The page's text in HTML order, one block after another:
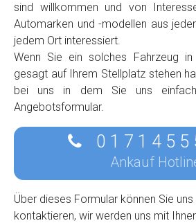
sind willkommen und von
Automarken und -modellen aus
jedem Ort interessiert.
Wenn Sie ein solches Fahrzeug
gesagt auf Ihrem Stellplatz stehen
bei uns in dem Sie uns
Angebotsformular.
0 1 7 1 4 5 5
Ankauf
Über dieses Formular können Sie
kontaktieren, wir werden uns mit